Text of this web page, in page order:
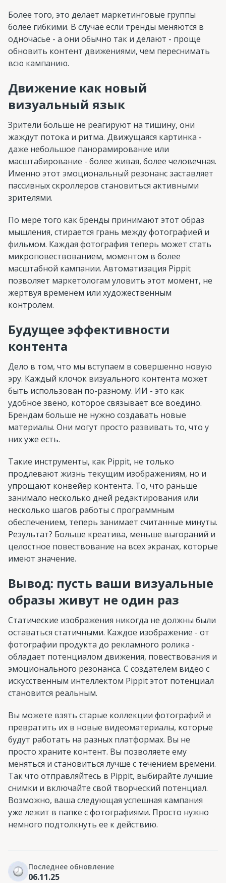
Более того, это делает маркетинговые группы
более гибкими. В случае если тренды меняются в
одночасье - а они обычно так и делают - проще
обновить контент движениями, чем переснимать
всю кампанию.
Движение как новый
визуальный язык
Зрители больше не реагируют на тишину, они
жаждут потока и ритма. Движущаяся картинка -
даже небольшое панорамирование или
масштабирование - более живая, более человечная.
Именно этот эмоциональный резонанс заставляет
пассивных скроллеров становиться активными
зрителями.
По мере того как бренды принимают этот образ
мышления, стирается грань между фотографией и
фильмом. Каждая фотография теперь может стать
микроповествованием, моментом в более
масштабной кампании. Автоматизация Pippit
позволяет маркетологам уловить этот момент, не
жертвуя временем или художественным
контролем.
Будущее эффективности
контента
Дело в том, что мы вступаем в совершенно новую
эру. Каждый клочок визуального контента может
быть использован по-разному. ИИ - это как
удобное звено, которое связывает все воедино.
Брендам больше не нужно создавать новые
материалы. Они могут просто развивать то, что у
них уже есть.
Такие инструменты, как Pippit, не только
продлевают жизнь текущим изображениям, но и
упрощают конвейер контента. То, что раньше
занимало несколько дней редактирования или
несколько шагов работы с программным
обеспечением, теперь занимает считанные минуты.
Результат? Больше креатива, меньше выгораний и
целостное повествование на всех экранах, которые
имеют значение.
Вывод: пусть ваши визуальные
образы живут не один раз
Статические изображения никогда не должны были
оставаться статичными. Каждое изображение - от
фотографии продукта до рекламного ролика -
обладает потенциалом движения, повествования и
эмоционального резонанса. С создателем видео с
искусственным интеллектом Pippit этот потенциал
становится реальным.
Вы можете взять старые коллекции фотографий и
превратить их в новые видеоматериалы, которые
будут работать на разных платформах. Вы не
просто храните контент. Вы позволяете ему
меняться и становиться лучше с течением времени.
Так что отправляйтесь в Pippit, выбирайте лучшие
снимки и включайте свой творческий потенциал.
Возможно, ваша следующая успешная кампания
уже лежит в папке с фотографиями. Просто нужно
немного подтолкнуть ее к действию.
Последнее обновление
06.11.25